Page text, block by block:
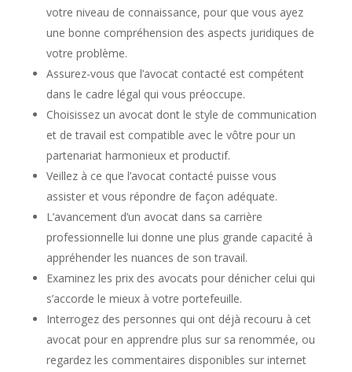
votre niveau de connaissance, pour que vous ayez
une bonne compréhension des aspects juridiques de
votre problème.
Assurez-vous que l’avocat contacté est compétent
dans le cadre légal qui vous préoccupe.
Choisissez un avocat dont le style de communication
et de travail est compatible avec le vôtre pour un
partenariat harmonieux et productif.
Veillez à ce que l’avocat contacté puisse vous
assister et vous répondre de façon adéquate.
L’avancement d’un avocat dans sa carrière
professionnelle lui donne une plus grande capacité à
appréhender les nuances de son travail.
Examinez les prix des avocats pour dénicher celui qui
s’accorde le mieux à votre portefeuille.
Interrogez des personnes qui ont déjà recouru à cet
avocat pour en apprendre plus sur sa renommée, ou
regardez les commentaires disponibles sur internet